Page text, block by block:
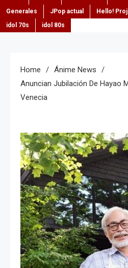
Generales
JPop actual Hello!
idol 70s
idol 80s
Home
Ánime News
Anuncian Jubilación De Hayao
Venecia